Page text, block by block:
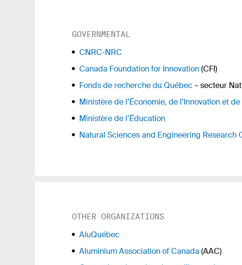
GOVERNMENTAL
CNRC-NRC
Canada Foundation for Innovation(CFI)
Fonds de recherche du Québec– secteur
Ministère de l’Économie, de l’Innovation et de
Ministère de l’Éducation
Natural Sciences and Engineering Research
OTHER ORGANIZATIONS
AluQuébec
Aluminium Association of Canada (AAC)